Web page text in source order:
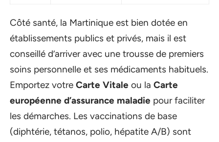
Côté santé, la Martinique est bien dotée en
établissements publics et privés, mais il est
conseillé d’arriver avec une trousse de premiers
soins personnelle et ses médicaments habituels.
Emportez votre Carte Vitale ou la Carte
européenne d’assurance maladie pour faciliter
les démarches. Les vaccinations de base
(diphtérie, tétanos, polio, hépatite A/B) sont